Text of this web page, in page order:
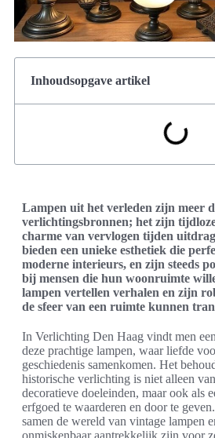
Inhoudsopgave artikel
Lampen uit het verleden zijn meer
verlichtingsbronnen; het zijn
charme van vervlogen tijden
bieden een unieke esthetiek die
moderne interieurs, en zijn steeds
bij mensen die hun woonruimte
lampen vertellen verhalen en zijn
de sfeer van een ruimte kunnen
In Verlichting Den Haag vindt men
deze prachtige lampen, waar liefde
geschiedenis samenkomen. Het
historische verlichting is niet alleen
decoratieve doeleinden, maar ook als
erfgoed te waarderen en door te
samen de wereld van vintage lampen